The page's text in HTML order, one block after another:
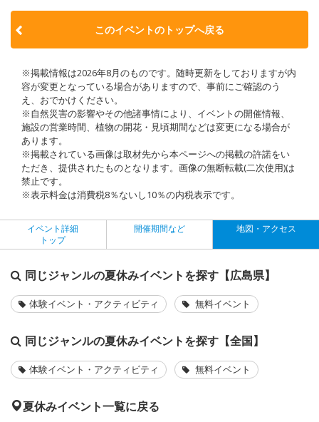
このイベントのトップへ戻る
※掲載情報は2026年8月のものです。随時更新をしておりますが内
容が変更となっている場合がありますので、事前にご確認のう
え、おでかけください。
※自然災害の影響やその他諸事情により、イベントの開催情報、
施設の営業時間、植物の開花・見頃期間などは変更になる場合が
あります。
※掲載されている画像は取材先から本ページへの掲載の許諾をい
ただき、提供されたものとなります。画像の無断転載(二次使用)は
禁止です。
※表示料金は消費税8％ないし10％の内税表示です。
イベント詳細
トップ
開催期間など 地図・アクセス
同じジャンルの夏休みイベントを探す【広島県】
体験イベント・アクティビティ 無料イベント
同じジャンルの夏休みイベントを探す【全国】
体験イベント・アクティビティ 無料イベント
夏休みイベント一覧に戻る